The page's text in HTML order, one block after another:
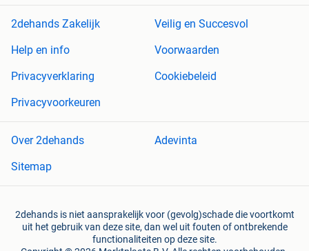
2dehands Zakelijk
Veilig en Succesvol
Help en info
Voorwaarden
Privacyverklaring
Cookiebeleid
Privacyvoorkeuren
Over 2dehands
Adevinta
Sitemap
2dehands is niet aansprakelijk voor (gevolg)schade die voortkomt
uit het gebruik van deze site, dan wel uit fouten of ontbrekende
functionaliteiten op deze site.